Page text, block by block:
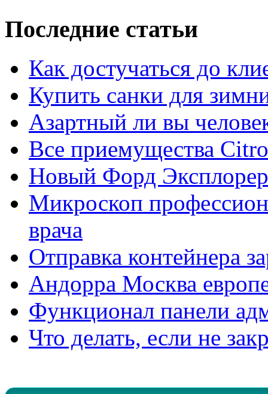
Последние статьи
Как достучаться до
Купить санки для
Азартный ли вы
Все приемущества
Новый Форд
Микроскоп
врача
Отправка контейнера
Андорра Москва
Функционал панели
Что делать, если не